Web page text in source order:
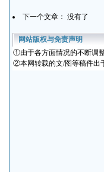
下一个文章： 没有了
网站版权与免责声明
①由于各方面情况的不断调
②本网转载的文/图等稿件出